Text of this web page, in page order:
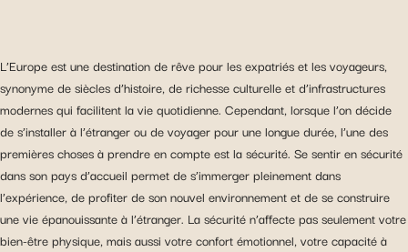
L’Europe est une destination de rêve pour les expatriés et les voyageurs,
synonyme de siècles d’histoire, de richesse culturelle et d’infrastructures
modernes qui facilitent la vie quotidienne. Cependant, lorsque l’on décide
de s’installer à l’étranger ou de voyager pour une longue durée, l’une des
premières choses à prendre en compte est la sécurité. Se sentir en sécurité
dans son pays d’accueil permet de s’immerger pleinement dans
l’expérience, de profiter de son nouvel environnement et de se construire
une vie épanouissante à l’étranger. La sécurité n’affecte pas seulement votre
bien-être physique, mais aussi votre confort émotionnel, votre capacité à